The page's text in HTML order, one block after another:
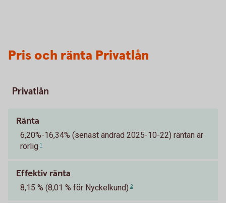
Pris och ränta Privatlån
Privatlån
Ränta
6,20%-16,34% (senast ändrad 2025-10-22) räntan är
rörlig 1
Effektiv ränta
8,15 % (8,01 % för Nyckelkund) 2